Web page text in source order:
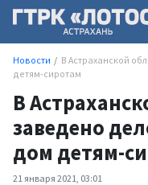
Новости
В Астраханской
детям-сиротам
В
заведено
дом детям-
21 января 2021, 03:01